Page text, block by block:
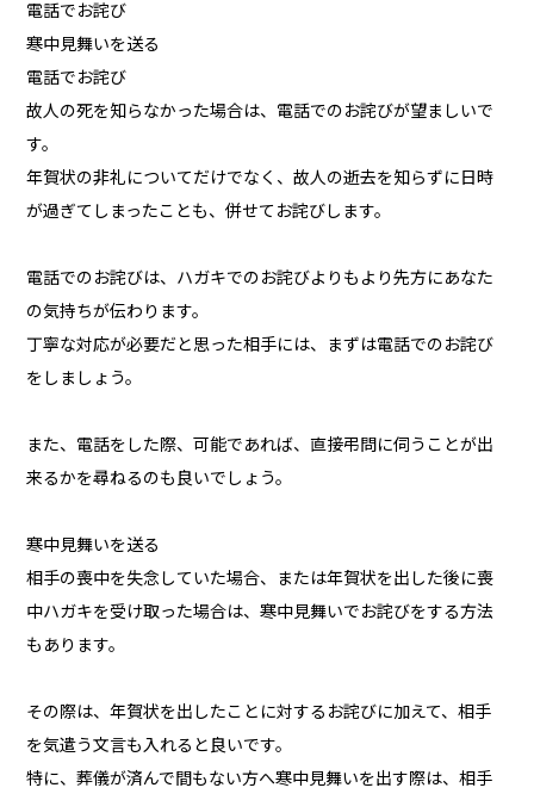
電話でお詫び
寒中見舞いを送る
電話でお詫び
故人の死を知らなかった場合は、電話でのお詫びが望ましいで
す。
年賀状の非礼についてだけでなく、故人の逝去を知らずに日時
が過ぎてしまったことも、併せてお詫びします。
電話でのお詫びは、ハガキでのお詫びよりもより先方にあなた
の気持ちが伝わります。
丁寧な対応が必要だと思った相手には、まずは電話でのお詫び
をしましょう。
また、電話をした際、可能であれば、直接弔問に伺うことが出
来るかを尋ねるのも良いでしょう。
寒中見舞いを送る
相手の喪中を失念していた場合、または年賀状を出した後に喪
中ハガキを受け取った場合は、寒中見舞いでお詫びをする方法
もあります。
その際は、年賀状を出したことに対するお詫びに加えて、相手
を気遣う文言も入れると良いです。
特に、葬儀が済んで間もない方へ寒中見舞いを出す際は、相手